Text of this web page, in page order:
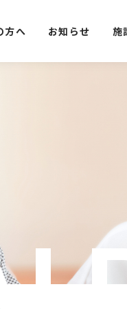
方へ お知らせ 施